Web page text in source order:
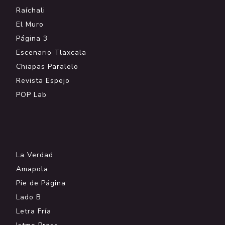
Raíchali
El Muro
Página 3
Escenario Tlaxcala
Chiapas Paralelo
Revista Espejo
POP Lab
La Verdad
Amapola
Pie de Página
Lado B
Letra Fría